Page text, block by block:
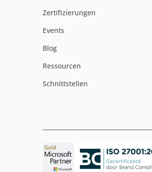
Zertifizierungen
Events
Blog
Ressourcen
Schnittstellen